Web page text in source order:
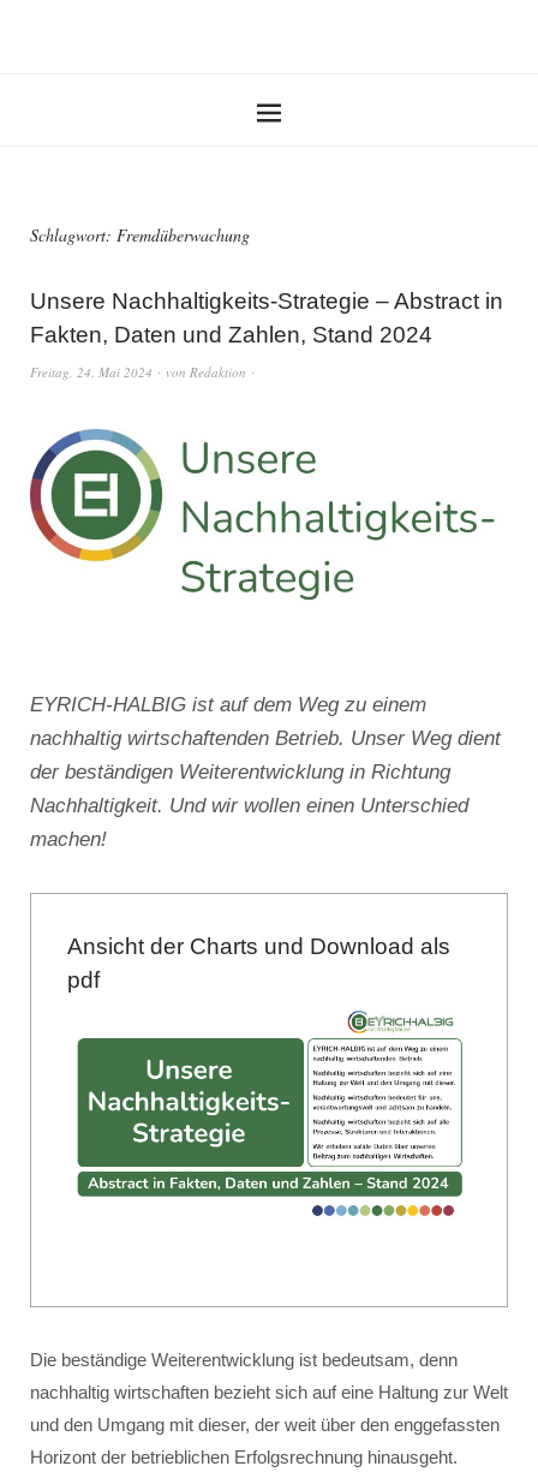
Schlagwort: Fremdüberwachung
Unsere Nachhaltigkeits-Strategie – Abstract in
Fakten, Daten und Zahlen, Stand 2024
Freitag, 24. Mai 2024 von Redaktion
EYRICH-HALBIG ist auf dem Weg zu einem
nachhaltig wirtschaftenden Betrieb. Unser Weg dient
der beständigen Weiterentwicklung in Richtung
Nachhaltigkeit. Und wir wollen einen Unterschied
machen!
Ansicht der Charts und Download als
pdf
Die beständige Weiterentwicklung ist bedeutsam, denn
nachhaltig wirtschaften bezieht sich auf eine Haltung zur Welt
und den Umgang mit dieser, der weit über den enggefassten
Horizont der betrieblichen Erfolgsrechnung hinausgeht.